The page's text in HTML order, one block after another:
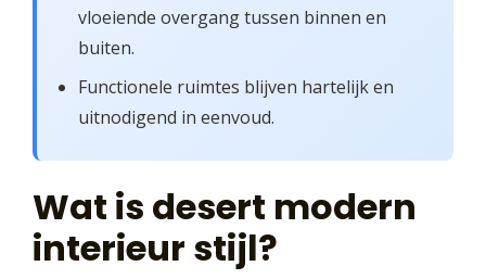
vloeiende overgang tussen binnen en
buiten.
Functionele ruimtes blijven hartelijk en
uitnodigend in eenvoud.
Wat is desert modern
interieur stijl?